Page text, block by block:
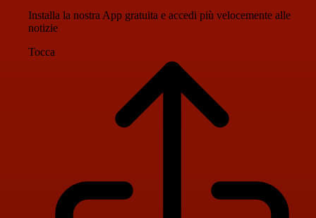
Installa la nostra App gratuita e accedi più velocemente alle
notizie
Tocca